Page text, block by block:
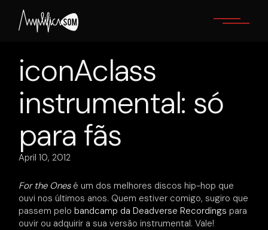
content
iconAclass
instrumental: só
para fãs
April 10, 2012
For the Onesé um dos melhores discos hip-hop que
ouvi nos últimos anos. Quem estiver comigo, sugiro que
passem pelobandcamp da Deadverse Recordings para
ouvir ou adquirir a sua versão instrumental. Vale!